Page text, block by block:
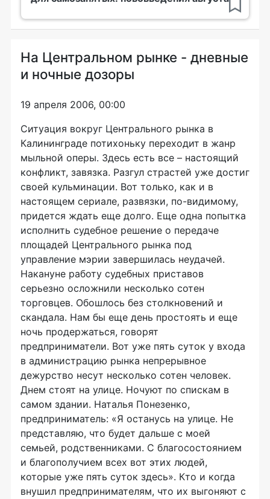
На Центральном рынке - дневные
и ночные дозоры
19 апреля 2006, 00:00
Ситуация вокруг Центрального рынка в
Калининграде потихоньку переходит в жанр
мыльной оперы. Здесь есть все – настоящий
конфликт, завязка. Разгул страстей уже достиг
своей кульминации. Вот только, как и в
настоящем сериале, развязки, по-видимому,
придется ждать еще долго. Еще одна попытка
исполнить судебное решение о передаче
площадей Центрального рынка под
управление мэрии завершилась неудачей.
Накануне работу судебных приставов
серьезно осложнили несколько сотен
торговцев. Обошлось без столкновений и
скандала. Нам бы еще день простоять и еще
ночь продержаться, говорят
предприниматели. Вот уже пять суток у входа
в администрацию рынка непрерывное
дежурство несут несколько сотен человек.
Днем стоят на улице. Ночуют по спискам в
самом здании. Наталья Понезенко,
предприниматель: «Я останусь на улице. Не
представляю, что будет дальше с моей
семьей, родственниками. С благосостоянием
и благополучием всех вот этих людей,
которые уже пять суток здесь». Кто и когда
внушил предпринимателям, что их выгоняют с